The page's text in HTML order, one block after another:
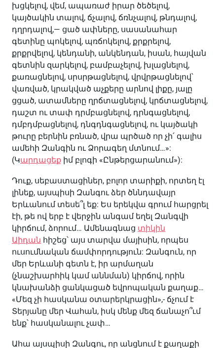
խցկելով, վեմ, ապառաժ իրար ծեծելով,
կայծակին տալով, ճչալով, ճռնչալով, թնդալով,
դղրդալով,— ցած ափները, սասանահար
գետինը պոկելով, պռճոկելով, քրքրելով,
քրքրվելով, կենդանի, անկենդան, իսան, հայվան
գետնին զարկելով, բամբաչելով, խլացնելով,
քառացնելով, սրսրթացնելով, վրվրթացնելով՝
վառված, կրակված աչքերը արնով լիքը, յալը
ցցած, ատամները ղրճտացնելով, կրճտացնելով,
դաշտ ու տափ դրմբացնելով, դրնգացնելով,
դմբդմբացնելով, դնգդնգացնելով, ու կայծակի
թուրը բերնին բռնած, վրա պրծած որ չի՛ գալիս
ամեհի Զանգին ու Ձորագեղ մտնում…»:
(Կարդացեք իմ բլոգի «Ընթերցարանում»):
Դուք, սեբաստացիներ, բոլոր տարիքի, որտեղ էլ
լինեք, այսպիսի Զանգու ձեր ծննդավայր
Երևանում տեսե՞լ եք: Ես երեկվա գրում հարցրել
էի, թե ով երբ է վերջին անգամ եղել Զանգվի
կիրճում, ձորում… Ամենագնաց տիկին
Աիդան հիշեց՝ այս տարվա մայիսին, որպես
ուսումնական ճամփորդություն: Զանգուն, որ
մեր Երևանի գետն է, իր արմաղան
(չնաշխարհիկ կամ աննման) կիրճով, որին
կնախանձի ցանկացած եվրոպական քաղաք…
«Մեզ չի հասկանա օտարերկրացին»,- ճչում է
Տերյանը մեր Վահան, իսկ մենք մեզ ճանաչո՞ւմ
ենք՝ հասկանալու չափ…
Ահա այսպիսի Զանգու, որ անցնում է քաղաքի